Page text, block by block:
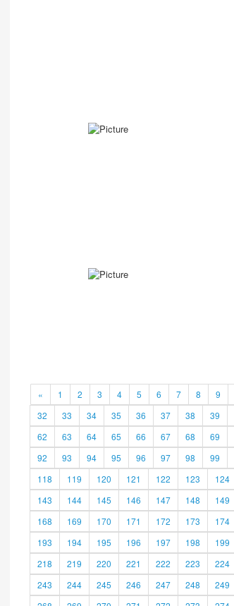
« 1 2 3 4 5 6 7 8 9
32
33 34 35 36 37 38 39
62
63 64 65 66 67 68 69
92
93 94 95 96 97 98 99
118
119 120 121 122 123 124
143
144 145 146 147 148 149
168
169 170 171 172 173 174
193
194 195 196 197 198 199
218
219 220 221 222 223 224
243
244 245 246 247 248 249